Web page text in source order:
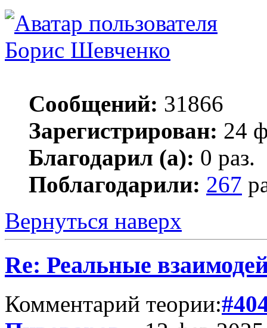
Борис Шевченко
Сообщений: 31866
Зарегистрирован: 24
Благодарил (а): 0 раз.
Поблагодарили: 267
Вернуться наверх
Re: Реальные
Комментарий теории: